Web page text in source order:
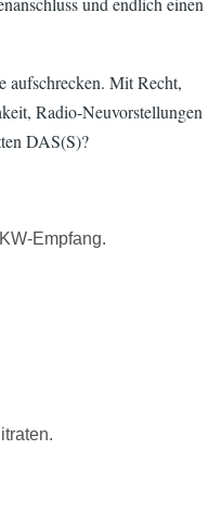
aufschrecken. Mit Recht,
Radio-Neuvorstellungen
DAS(S)?
Empfang.